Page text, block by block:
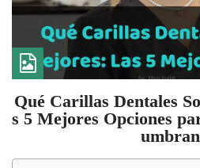
Qué Carillas Dentales
s 5 Mejores Opciones